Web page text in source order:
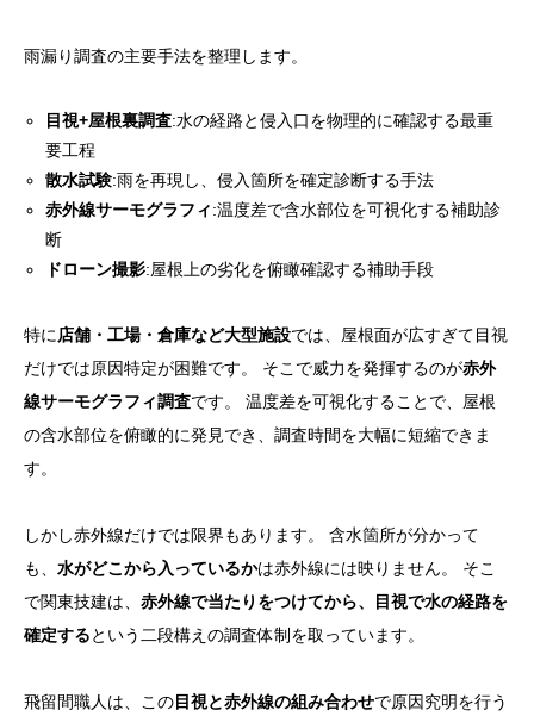
雨漏り調査の主要手法を整理します。
目視+屋根裏調査:水の経路と侵入口を物理的に確認する最重
要工程
散水試験:雨を再現し、侵入箇所を確定診断する手法
赤外線サーモグラフィ:温度差で含水部位を可視化する補助診
断
ドローン撮影:屋根上の劣化を俯瞰確認する補助手段
特に 店舗・工場・倉庫など大型施設では、屋根面が広すぎて目視
だけでは原因特定が困難です。 そこで威力を発揮するのが赤外
線サーモグラフィ調査です。 温度差を可視化することで、屋根
の含水部位を俯瞰的に発見でき、調査時間を大幅に短縮できま
す。
しかし赤外線だけでは限界もあります。 含水箇所が分かって
も、 水がどこから入っているかは赤外線には映りません。 そこ
で関東技建は、 赤外線で当たりをつけてから、目視で水の経路を
確定するという二段構えの調査体制を取っています。
飛留間職人は、この目視と赤外線の組み合わせで原因究明を行う